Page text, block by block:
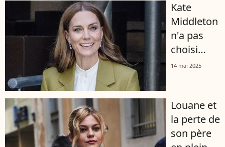
Kate
Middleton
n'a pas
choisi
n'importe
sa mission :
un clin
d'oeil subtil
14 mai 2025
Louane et
la perte de
son père